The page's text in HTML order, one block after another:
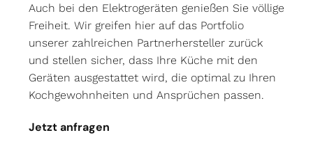
Auch bei den Elektrogeräten genießen Sie völlige
Freiheit. Wir greifen hier auf das Portfolio
unserer zahlreichen Partnerhersteller zurück
und stellen sicher, dass Ihre Küche mit den
Geräten ausgestattet wird, die optimal zu Ihren
Kochgewohnheiten und Ansprüchen passen.
Jetzt anfragen